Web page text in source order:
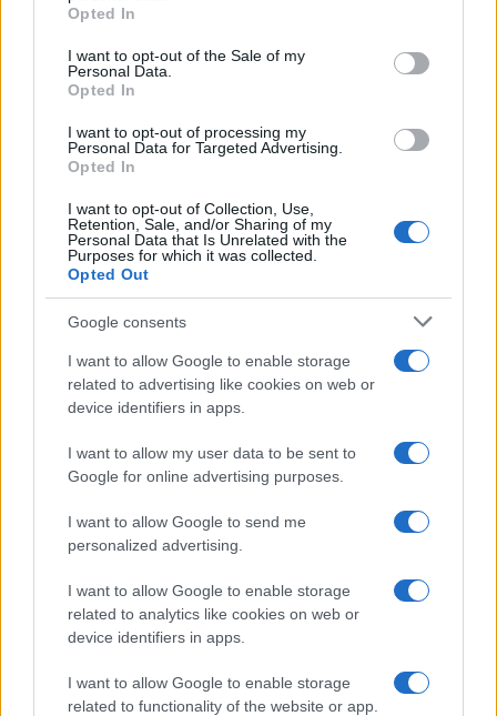
Please note that this website/app uses one or more Google
services and may gather and store information including but
not limited to your visit or usage behaviour. You may click to
grant or deny consent to Google and its third-party tags to
consent section.
Opted In
I want to opt-out of the Sale of my
Personal Data.
Opted In
I want to opt-out of processing my
Personal Data for Targeted Advertising.
Opted In
I want to opt-out of Collection, Use,
Retention, Sale, and/or Sharing of my
Personal Data that Is Unrelated with the
Purposes for which it was collected.
Opted Out
Google consents
I want to allow Google to enable storage
related to advertising like cookies on web or
device identifiers in apps.
I want to allow my user data to be sent to
Google for online advertising purposes.
I want to allow Google to send me
personalized advertising.
I want to allow Google to enable storage
related to analytics like cookies on web or
device identifiers in apps.
I want to allow Google to enable storage
related to functionality of the website or app.